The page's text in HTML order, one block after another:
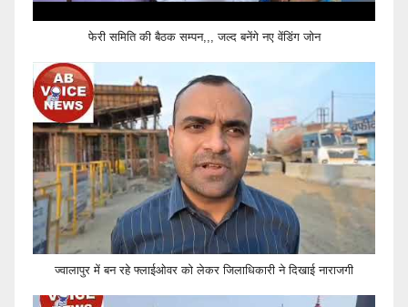
फेरी समिति की बैठक सम्पन,,, जल्द बनेंगे नए वेंडिंग जोन
ज्वालापुर में बन रहे फ्लाईओवर को लेकर जिलाधिकारी ने दिखाई नाराजगी